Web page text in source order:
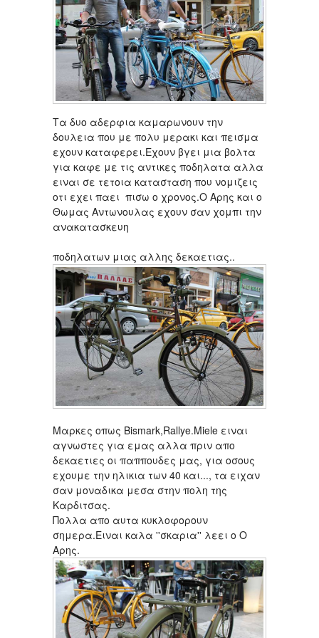
Τα δυο αδερφια καμαρωνουν την
δουλεια που με πολυ μερακι και πεισμα
εχουν καταφερει.Εχουν βγει μια βολτα
για καφε με τις αντικες ποδηλατα αλλα
ειναι σε τετοια κατασταση που νομιζεις
οτι εχει παει πισω ο χρονος.Ο Αρης και ο
Θωμας Αντωνουλας εχουν σαν χομπι την
ανακατασκευη
ποδηλατων μιας αλλης δεκαετιας..
Μαρκες οπως Bismark,Rallye.Miele ειναι
αγνωστες για εμας αλλα πριν απο
δεκαετιες οι παππουδες μας, για οσους
εχουμε την ηλικια των 40 και..., τα ειχαν
σαν μοναδικα μεσα στην πολη της
Καρδιτσας.
Πολλα απο αυτα κυκλοφορουν
σημερα.Ειναι καλα ''σκαρια'' λεει ο Ο
Αρης.